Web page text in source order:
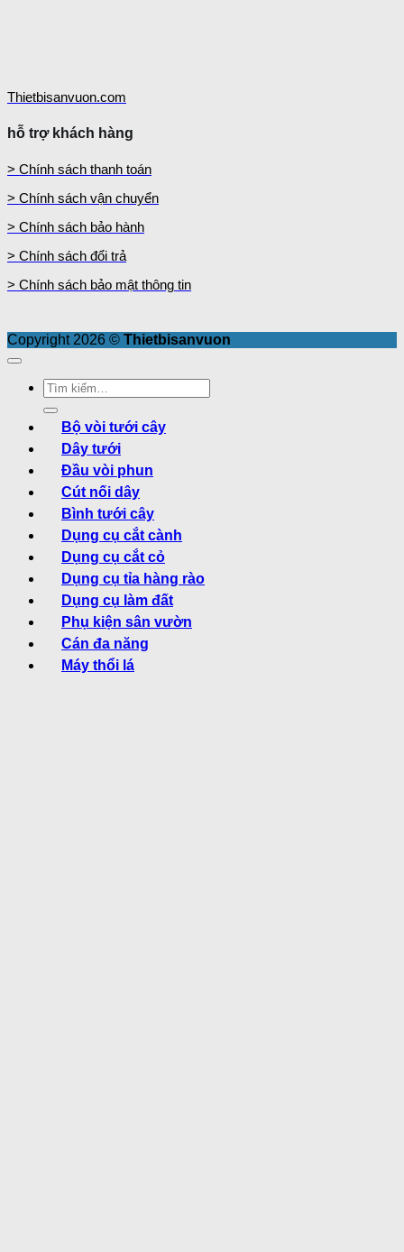
Thietbisanvuon.com
hỗ trợ khách hàng
> Chính sách thanh toán
> Chính sách vận chuyển
> Chính sách bảo hành
> Chính sách đổi trả
> Chính sách bảo mật thông tin
Copyright 2026 © Thietbisanvuon
Tìm
kiếm:
Bộ vòi tưới cây
Dây tưới
Đầu vòi phun
Cút nối dây
Bình tưới cây
Dụng cụ cắt cành
Dụng cụ cắt cỏ
Dụng cụ tỉa hàng rào
Dụng cụ làm đất
Phụ kiện sân vườn
Cán đa năng
Máy thổi lá